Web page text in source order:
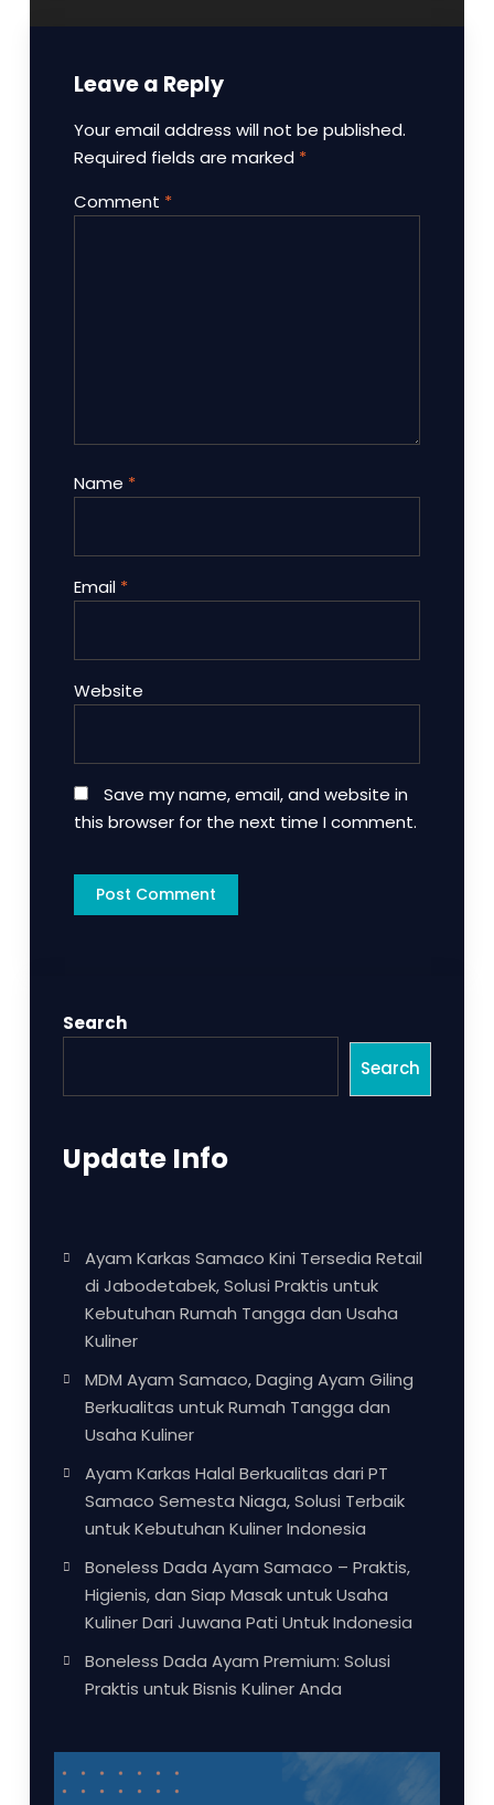
Leave a Reply
Your email address will not be published.
Required fields are marked *
Comment *
Name *
Email *
Website
Save my name, email, and website in
this browser for the next time I comment.
Search
Search
Update Info
Ayam Karkas Samaco Kini Tersedia Retail
di Jabodetabek, Solusi Praktis untuk
Kebutuhan Rumah Tangga dan Usaha
Kuliner
MDM Ayam Samaco, Daging Ayam Giling
Berkualitas untuk Rumah Tangga dan
Usaha Kuliner
Ayam Karkas Halal Berkualitas dari PT
Samaco Semesta Niaga, Solusi Terbaik
untuk Kebutuhan Kuliner Indonesia
Boneless Dada Ayam Samaco – Praktis,
Higienis, dan Siap Masak untuk Usaha
Kuliner Dari Juwana Pati Untuk Indonesia
Boneless Dada Ayam Premium: Solusi
Praktis untuk Bisnis Kuliner Anda